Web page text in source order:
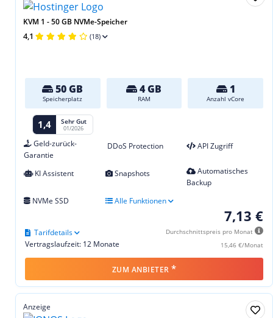
KVM 1 - 50 GB NVMe-Speicher
4,1 (18)
50 GB
Speicherplatz
4 GB
RAM
1
Anzahl vCore
1,4 Sehr Gut
01/2026
Geld-zurück-
Garantie
DDoS Protection API Zugriff
KI Assistent Snapshots
Automatisches
Backup
NVMe SSD
Alle Funktionen
7,13 €
Durchschnittspreis pro Monat
15,46 €/Monat
Vertragslaufzeit: 12 Monate
Tarifdetails
ZUM ANBIETER *
Anzeige